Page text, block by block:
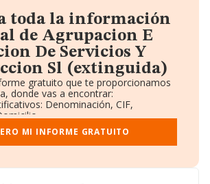
toda la información
de Agrupacion E
De Servicios Y
Sl (extinguida)
gratuito que te proporcionamos
donde vas a encontrar:
Denominación, CIF,
Completo (BORME).
Evolución Ventas y Empleados.
y Administradores.
MI INFORME GRATUITO